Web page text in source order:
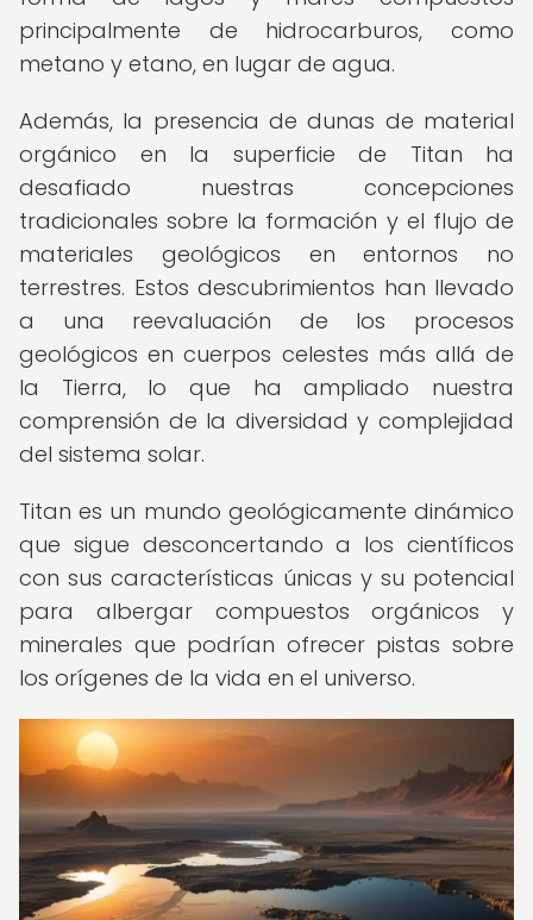
principalmente de hidrocarburos, como
metano y etano, en lugar de agua.
Además, la presencia de dunas de material
orgánico en la superficie de Titan ha
desafiado nuestras concepciones
tradicionales sobre la formación y el flujo de
materiales geológicos en entornos no
terrestres. Estos descubrimientos han llevado
a una reevaluación de los procesos
geológicos en cuerpos celestes más allá de
la Tierra, lo que ha ampliado nuestra
comprensión de la diversidad y complejidad
del sistema solar.
Titan es un mundo geológicamente dinámico
que sigue desconcertando a los científicos
con sus características únicas y su potencial
para albergar compuestos orgánicos y
minerales que podrían ofrecer pistas sobre
los orígenes de la vida en el universo.